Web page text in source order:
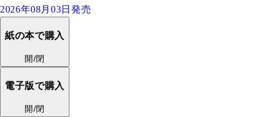
2026年08月03日発売
紙の本で購入
開/閉
電子版で購入
開/閉